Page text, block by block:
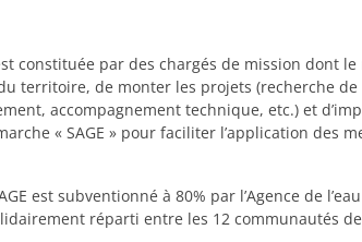
constituée par des chargés de mission dont
territoire, de monter les projets (recherche de
accompagnement technique, etc.) et
« SAGE » pour faciliter l’application des
est subventionné à 80% par l’Agence de
réparti entre les 12 communautés